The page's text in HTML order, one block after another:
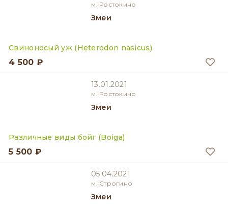
м. Ростокино
Змеи
Свиноносый уж (Heterodon nasicus)
4 500 ₽
13.01.2021
м. Ростокино
Змеи
Различные виды бойг (Boiga)
5 500 ₽
05.04.2021
м. Строгино
Змеи